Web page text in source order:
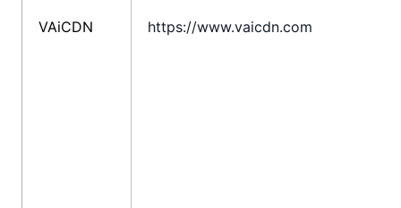
VAiCDN https://www.vaicdn.com